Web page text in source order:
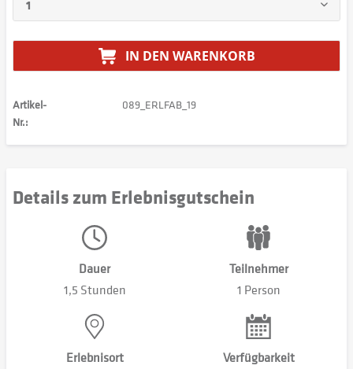
IN DEN WARENKORB
Artikel-
Nr.:
089_ERLFAB_19
Details zum Erlebnisgutschein
Dauer
1,5 Stunden
Teilnehmer
1 Person
Erlebnisort
Verfügbarkeit